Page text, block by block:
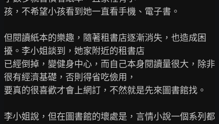
孩，不希望小孩看到她一直看手機、電子書。
但閱讀紙本的樂趣，隨著租書店逐漸消失，也造成困
擾。李小姐談到，她家附近的租書店
已經倒掉，變健身中心，而自己本身閱讀量很大，除非
很有經濟基礎，否則得省吃儉用，
要真的很喜歡才會上網訂，不然就是先來圖書館找。
李小姐說，但在圖書館的壞處是，言情小說一個系列都